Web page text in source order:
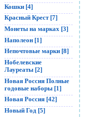
Кошки [4]
Красный Крест [7]
Монеты на марках [3]
Наполеон [1]
Непочтовые марки [8]
Нобелевские
Лауреаты [2]
Новая Россия Полные
годовые наборы [1]
Новая Россия [42]
Новый Год [5]